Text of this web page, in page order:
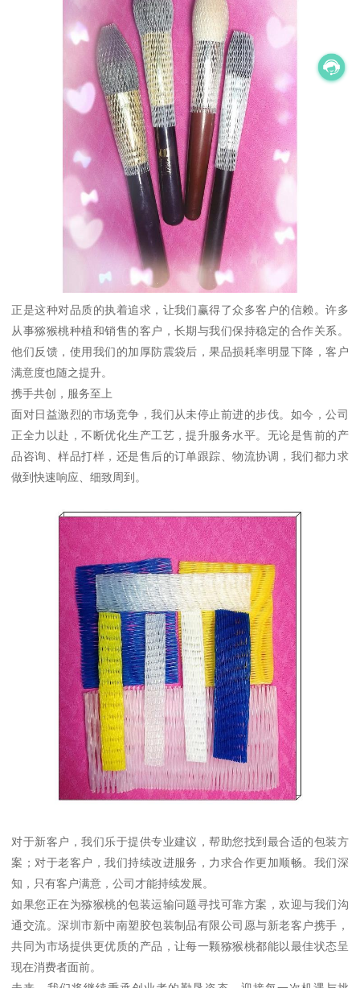
正是这种对品质的执着追求，让我们赢得了众多客户的信赖。许多
从事猕猴桃种植和销售的客户，长期与我们保持稳定的合作关系。
他们反馈，使用我们的加厚防震袋后，果品损耗率明显下降，客户
满意度也随之提升。
携手共创，服务至上
面对日益激烈的市场竞争，我们从未停止前进的步伐。如今，公司
正全力以赴，不断优化生产工艺，提升服务水平。无论是售前的产
品咨询、样品打样，还是售后的订单跟踪、物流协调，我们都力求
做到快速响应、细致周到。
对于新客户，我们乐于提供专业建议，帮助您找到最合适的包装方
案；对于老客户，我们持续改进服务，力求合作更加顺畅。我们深
知，只有客户满意，公司才能持续发展。
如果您正在为猕猴桃的包装运输问题寻找可靠方案，欢迎与我们沟
通交流。深圳市新中南塑胶包装制品有限公司愿与新老客户携手，
共同为市场提供更优质的产品，让每一颗猕猴桃都能以最佳状态呈
现在消费者面前。